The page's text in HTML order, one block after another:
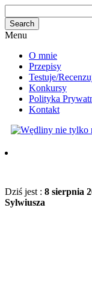
Menu
O mnie
Przepisy
Testuje/
Konkursy
Polityka
Kontakt
Dziś jest : 8 sierpnia
Sylwiusza